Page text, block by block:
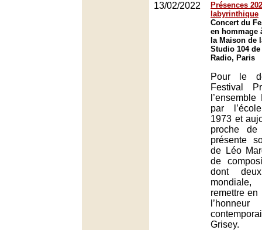
13/02/2022
Présences
labyrinthique
Concert du
en hommage
la Maison de
Studio 104
Radio, Paris
Pour le
Festival
l’ensemble
par
1973 et
proche de
présente
de Léo
de
dont
remettre en
Grisey.